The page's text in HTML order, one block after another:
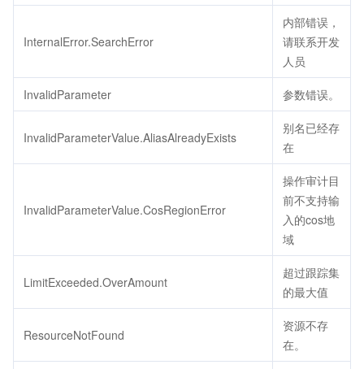
InternalError.SearchError
内部错误，
请联系开发
人员
InvalidParameter 参数错误。
InvalidParameterValue.AliasAlreadyExists
别名已经存
在
InvalidParameterValue.CosRegionError
操作审计目
前不支持输
入的cos地
域
LimitExceeded.OverAmount
超过跟踪集
的最大值
ResourceNotFound
资源不存
在。